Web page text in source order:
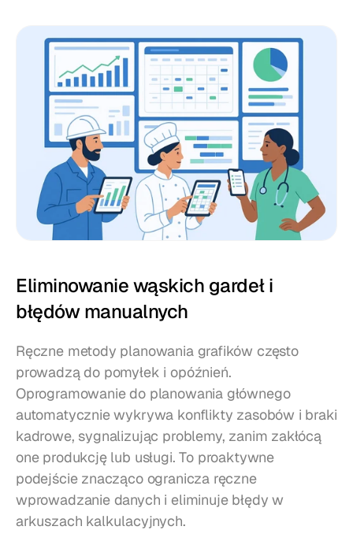
Eliminowanie wąskich gardeł i
błędów manualnych
Ręczne metody planowania grafików często
prowadzą do pomyłek i opóźnień.
Oprogramowanie do planowania głównego
automatycznie wykrywa konflikty zasobów i braki
kadrowe, sygnalizując problemy, zanim zakłócą
one produkcję lub usługi. To proaktywne
podejście znacząco ogranicza ręczne
wprowadzanie danych i eliminuje błędy w
arkuszach kalkulacyjnych.